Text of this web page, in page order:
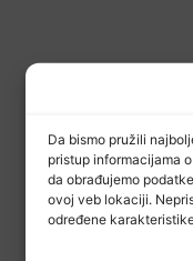
Da bismo pružili
pristup informacijama
da obrađujemo
ovoj veb lokaciji.
određene